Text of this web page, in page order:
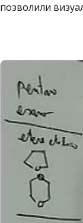
позволили